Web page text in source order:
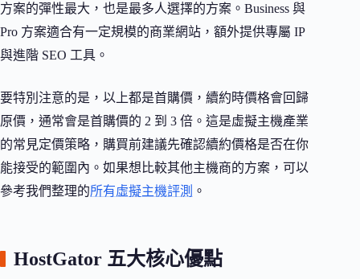
方案的彈性最大，也是最多人選擇的方案。Business 與
Pro 方案適合有一定規模的商業網站，額外提供專屬 IP
與進階 SEO 工具。
要特別注意的是，以上都是首購價，續約時價格會回歸
原價，通常會是首購價的 2 到 3 倍。這是虛擬主機產業
的常見定價策略，購買前建議先確認續約價格是否在你
能接受的範圍內。如果想比較其他主機商的方案，可以
參考我們整理的所有虛擬主機評測 。
HostGator 五大核心優點